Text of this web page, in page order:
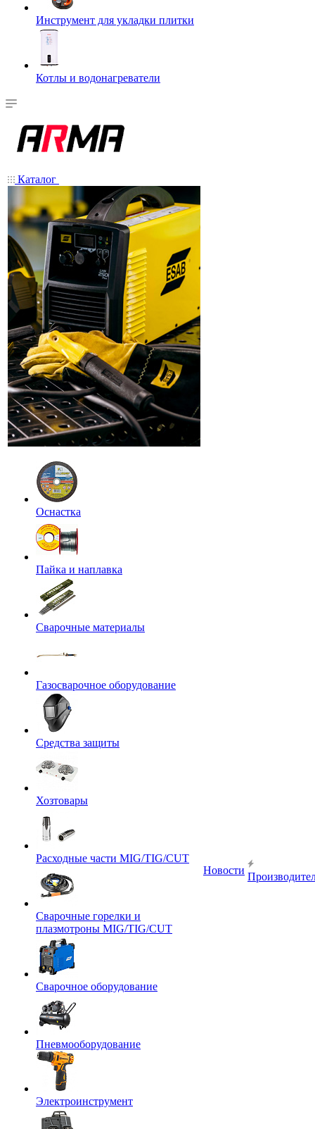
Инструмент для укладки плитки
Котлы и водонагреватели
Каталог
Оснастка
Пайка и наплавка
Сварочные материалы
Газосварочное оборудование
Средства защиты
Хозтовары
Расходные части MIG/TIG/CUT
Сварочные горелки и
плазмотроны MIG/TIG/CUT
Сварочное оборудование
Пневмооборудование
Электроинструмент
Новости